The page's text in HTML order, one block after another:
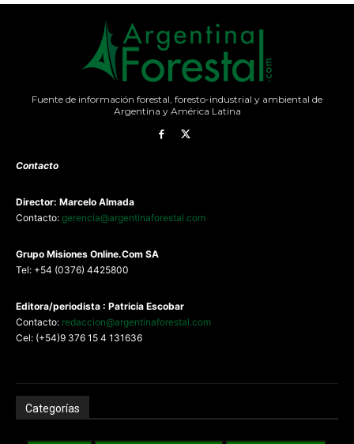
Fuente de información forestal, foresto-industrial y ambiental de
Argentina y América Latina
Contacto
Director: Marcelo Almada
Contacto: gerencia@argentinaforestal.com
Grupo Misiones Online.Com SA
Tel: +54 (0376) 4425800
Editora/periodista : Patricia Escobar
Contacto: redaccion@argentinaforestal.com
Cel: (+54)9 376 15 4 131636
Categorías